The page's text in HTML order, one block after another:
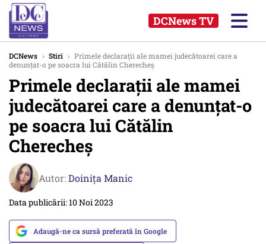
DCNews TV
DCNews › Stiri › Primele declarații ale mamei judecătoarei care a
denunțat-o pe soacra lui Cătălin Cherecheș
Primele declarații ale mamei
judecătoarei care a denunțat-o
pe soacra lui Cătălin
Cherecheș
Autor:Doinița Manic
Data publicării: 10 Noi 2023
Adaugă-ne ca sursă preferată în Google